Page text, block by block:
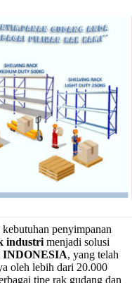
penyimpanan
industri menjadi solusi
, yang telah
oleh lebih dari 20.000
tipe rak gudang dan